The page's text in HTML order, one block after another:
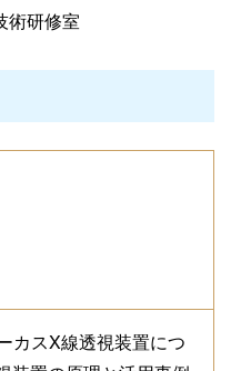
研修室
カスX線透視装置につ